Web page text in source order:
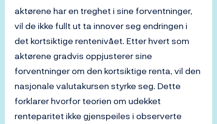
aktørene har en treghet i sine forventninger,
vil de ikke fullt ut ta innover seg endringen i
det kortsiktige rentenivået. Etter hvert som
aktørene gradvis oppjusterer sine
forventninger om den kortsiktige renta, vil den
nasjonale valutakursen styrke seg. Dette
forklarer hvorfor teorien om udekket
renteparitet ikke gjenspeiles i observerte